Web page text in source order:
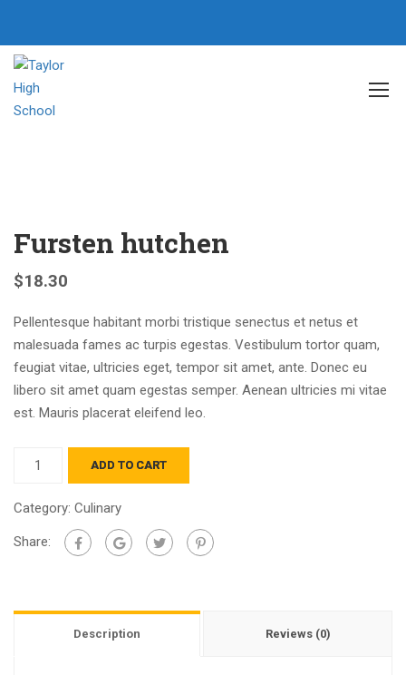
Fursten hutchen
$18.30
Pellentesque habitant morbi tristique senectus et netus et
malesuada fames ac turpis egestas. Vestibulum tortor quam,
feugiat vitae, ultricies eget, tempor sit amet, ante. Donec eu
libero sit amet quam egestas semper. Aenean ultricies mi vitae
est. Mauris placerat eleifend leo.
ADD TO CART
Category: Culinary
Share:
Description Reviews (0)